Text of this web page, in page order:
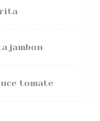
jambon
tomate